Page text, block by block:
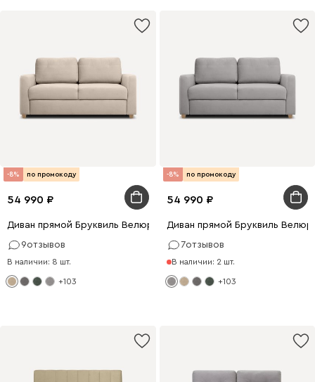
-8% по промокоду
54 990
Диван прямой Бруквиль Велюр Бежевый
9отзывов
В наличии: 8 шт.
+103
-8% по промокоду
54 990
Диван прямой Бруквиль
7отзывов
В наличии: 2 шт.
+103